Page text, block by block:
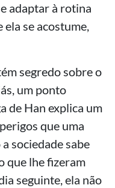
adaptar à rotina
ela se acostume,
segredo sobre o
um ponto
de Han explica um
que uma
sociedade sabe
que lhe fizeram
seguinte, ela não